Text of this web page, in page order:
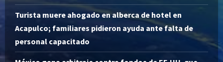
Turista muere ahogado en alberca de hotel en
Acapulco; familiares pidieron ayuda ante falta de
personal capacitado